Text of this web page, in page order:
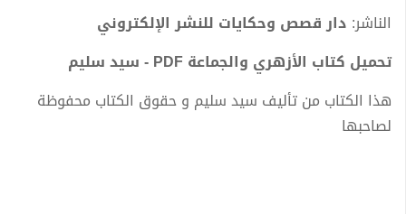
الناشر: دار قصص وحكايات للنشر الإلكتروني
تحميل كتاب الأزهري والجماعة PDF - سيد سليم
هذا الكتاب من تأليف سيد سليم و حقوق الكتاب محفوظة
لصاحبها